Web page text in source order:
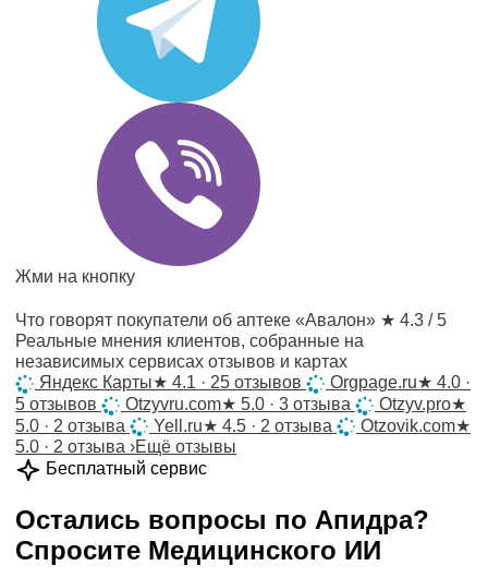
Жми на кнопку
Что говорят покупатели об аптеке «Авалон» ★ 4.3 / 5
Реальные мнения клиентов, собранные на
независимых сервисах отзывов и картах
Яндекс Карты★ 4.1 · 25 отзывов Orgpage.ru★ 4.0 ·
5 отзывов
Otzyvru.com★ 5.0 · 3 отзыва Otzyv.pro★
5.0 · 2 отзыва
Yell.ru★ 4.5 · 2 отзыва Otzovik.com★
5.0 · 2 отзыва ›Ещё отзывы
Бесплатный сервис
Остались вопросы по Апидра?
Спросите Медицинского ИИ